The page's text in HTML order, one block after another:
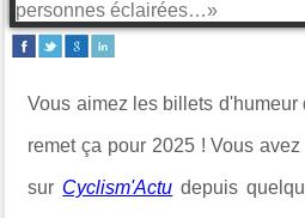
Vous aimez les billets d'humeur
remet ça pour 2025 ! Vous
sur Cyclism'Actu depuis